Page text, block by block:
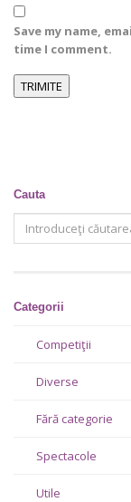
Save my name,
time I comment.
Cauta
Categorii
Competiţii
Diverse
Fără categorie
Spectacole
Utile